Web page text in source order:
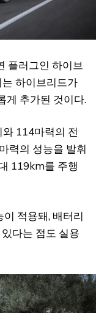
플러그인 하이브
하이브리드가
게 추가된 것이다.
와 114마력의 전
력의 성능을 발휘
119km를 주행
적용돼, 배터리
다는 점도 실용